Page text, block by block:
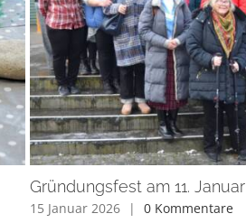
Gründungsfest am 11. Januar
15 Januar 2026 | 0 Kommentare